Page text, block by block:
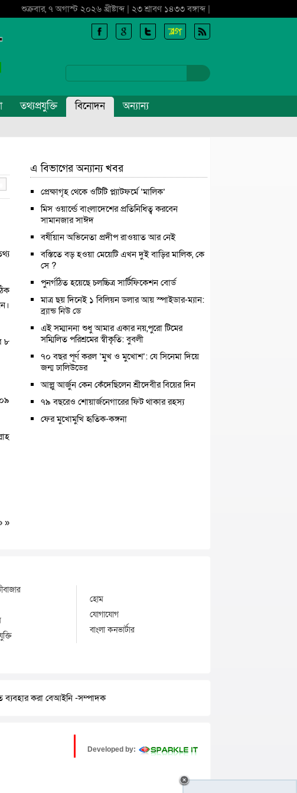
শুক্রবার, ৭ অগাস্ট ২০২৬ খ্রীষ্টাব্দ | ২৩ শ্রাবণ ১৪৩৩ বঙ্গাব্দ |
তথ্যপ্রযুক্তি বিনোদন অন্যান্য
৮
»
এ বিভাগের অন্যান্য খবর
প্রেক্ষাগৃহ থেকে ওটিটি প্ল্যাটফর্মে ‘মালিক’
মিস ওয়ার্ল্ডে বাংলাদেশের প্রতিনিধিত্ব করবেন
সামানজার সাঈদ
বর্ষীয়ান অভিনেতা প্রদীপ রাওয়াত আর নেই
বস্তিতে বড় হওয়া মেয়েটি এখন দুই বাড়ির মালিক, কে
সে ?
পুনর্গঠিত হয়েছে চলচ্চিত্র সার্টিফিকেশন বোর্ড
মাত্র ছয় দিনেই ১ বিলিয়ন ডলার আয় স্পাইডার-ম্যান:
ব্র্যান্ড নিউ ডে
এই সম্মাননা শুধু আমার একার নয়,পুরো টিমের
সম্মিলিত পরিশ্রমের স্বীকৃতি: বুবলী
৭০ বছর পূর্ণ করল ‘মুখ ও মুখোশ’: যে সিনেমা দিয়ে
জন্ম ঢালিউডের
আল্লু আর্জুন কেন কেঁদেছিলেন শ্রীদেবীর বিয়ের দিন
৭৯ বছরেও শোয়ার্জনেগারের ফিট থাকার রহস্য
ফের মুখোমুখি হৃতিক-কঙ্গনা
হোম
যোগাযোগ
বাংলা কনভার্টার
ব্যবহার করা বেআইনি -সম্পাদক
Developed by: